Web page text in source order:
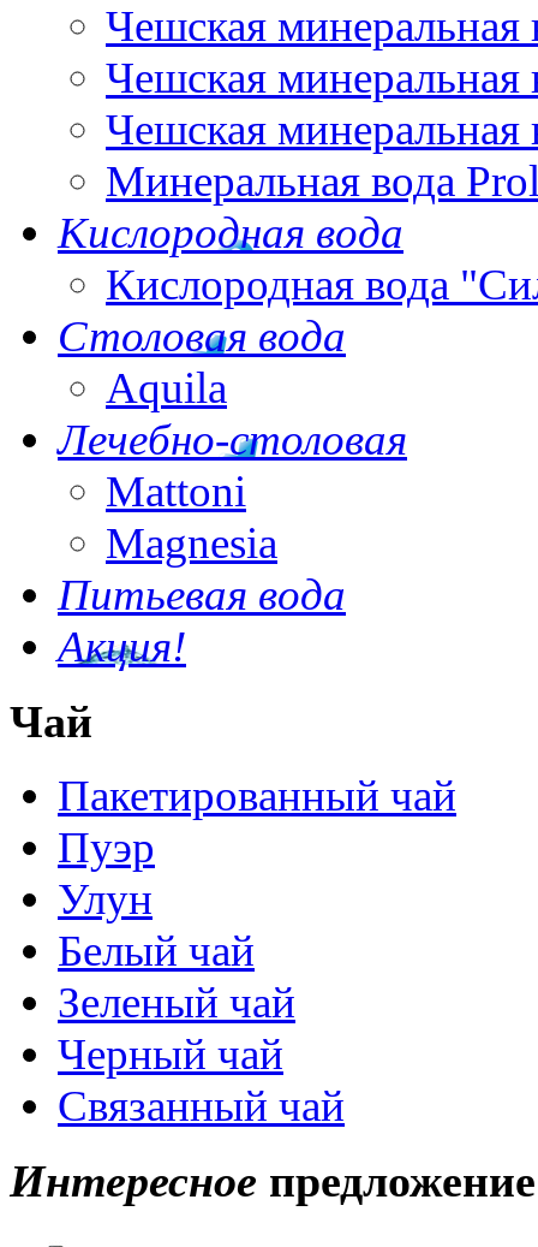
Чешская минеральная
Чешская минеральная
Чешская минеральная
Минеральная вода
Кислородная вода
Кислородная вода
Столовая вода
Aquila
Лечебно-столовая
Mattoni
Magnesia
Питьевая вода
Акция!
Чай
Пакетированный чай
Пуэр
Улун
Белый чай
Зеленый чай
Черный чай
Связанный чай
Интересное предложение